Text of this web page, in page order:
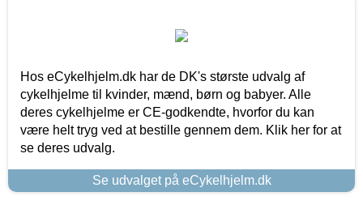
Hos eCykelhjelm.dk har de DK's største udvalg af
cykelhjelme til kvinder, mænd, børn og babyer. Alle
deres cykelhjelme er CE-godkendte, hvorfor du kan
være helt tryg ved at bestille gennem dem. Klik her for at
se deres udvalg.
Se udvalget på eCykelhjelm.dk